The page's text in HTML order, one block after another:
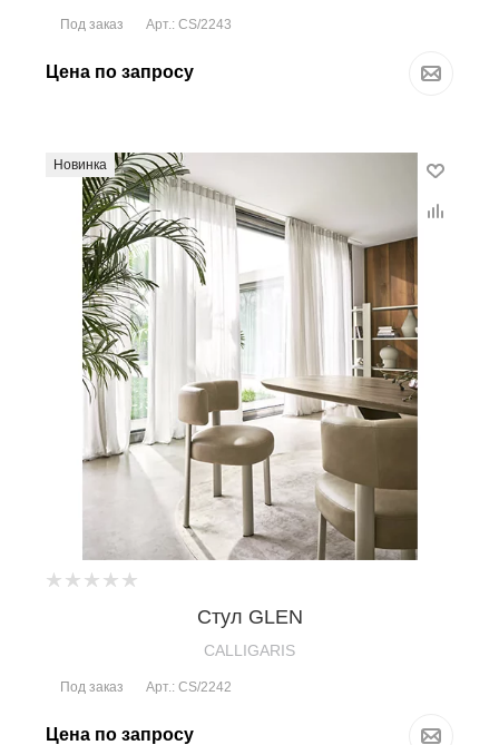
Под заказ Арт.: CS/2243
Цена по запросу
Новинка
Стул GLEN
CALLIGARIS
Под заказ Арт.: CS/2242
Цена по запросу